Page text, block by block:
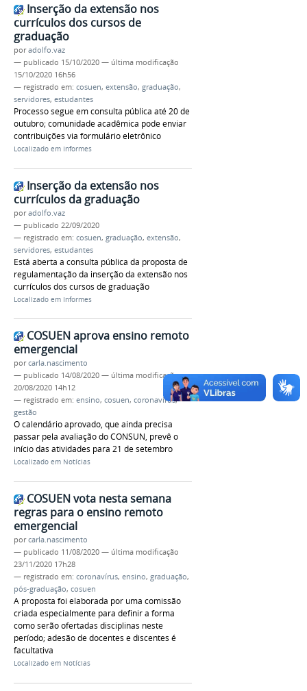
Inserção da extensão nos
currículos dos cursos de
graduação
poradolfo.vaz
— publicado 15/10/2020 — última modificação
15/10/2020 16h56
— registrado em: cosuen, extensão, graduação,
servidores, estudantes
Processo segue em consulta pública até 20 de
outubro; comunidade acadêmica pode enviar
contribuições via formulário eletrônico
Localizado em Informes
Inserção da extensão nos
currículos da graduação
poradolfo.vaz
— publicado 22/09/2020
— registrado em: cosuen, graduação, extensão,
servidores, estudantes
Está aberta a consulta pública da proposta de
regulamentação da inserção da extensão nos
currículos dos cursos de graduação
Localizado em Informes
COSUEN aprova ensino remoto
emergencial
porcarla.nascimento
— publicado 14/08/2020 — última modificação
20/08/2020 14h12
— registrado em: ensino, cosuen, coronavírus,
gestão
O calendário aprovado, que ainda precisa
passar pela avaliação do CONSUN, prevê o
início das atividades para 21 de setembro
Localizado em Notícias
COSUEN vota nesta semana
regras para o ensino remoto
emergencial
porcarla.nascimento
— publicado 11/08/2020 — última modificação
23/11/2020 17h28
— registrado em: coronavírus, ensino, graduação,
pós-graduação, cosuen
A proposta foi elaborada por uma comissão
criada especialmente para definir a forma
como serão ofertadas disciplinas neste
período; adesão de docentes e discentes é
facultativa
Localizado em Notícias